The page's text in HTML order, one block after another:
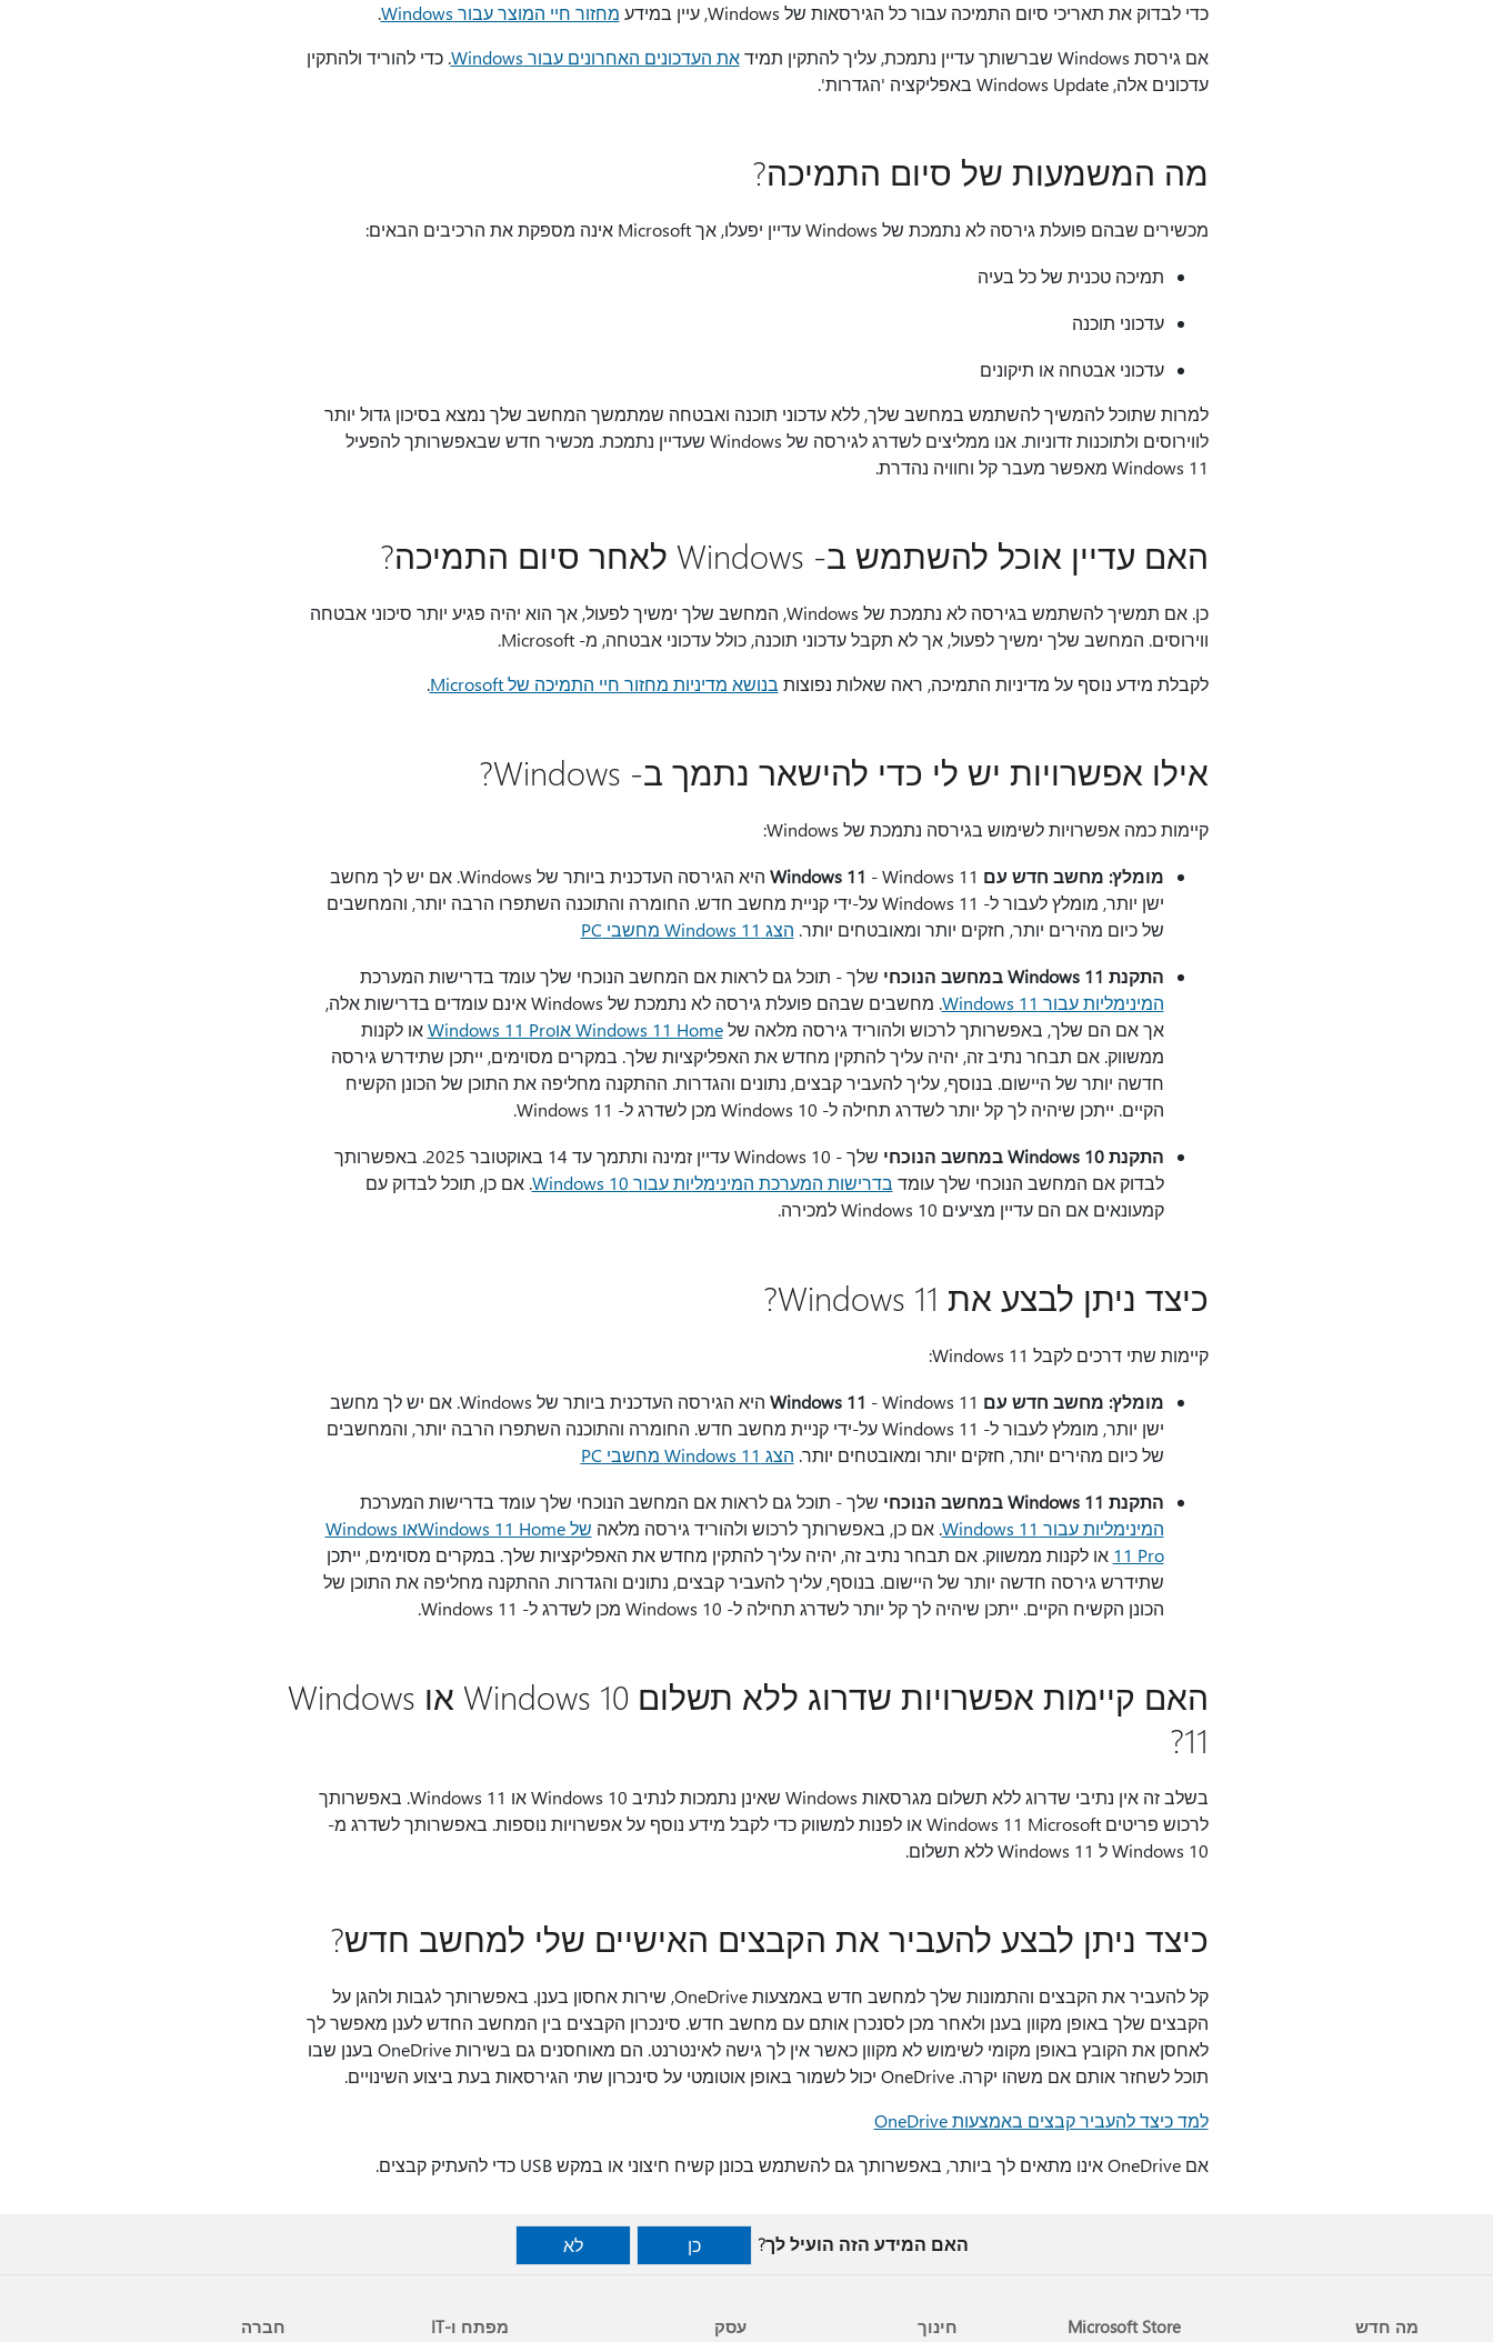
כדי לבדוק את תאריכי סיום התמיכה עבור כל הגירסאות של Windows, עיין במידע מחזור חיי המוצר עבור Windows
.
אם גירסת Windows שברשותך עדיין נתמכת, עליך להתקין תמיד
את העדכונים האחרונים עבור Windows
. כדי להוריד ולהתקין
עדכונים אלה, Windows Update באפליקציה 'הגדרות'.
מה המשמעות של סיום התמיכה?
מכשירים שבהם פועלת גירסה לא נתמכת של Windows עדיין יפעלו, אך Microsoft אינה מספקת את הרכיבים הבאים:
תמיכה טכנית של כל בעיה
עדכוני תוכנה
עדכוני אבטחה או תיקונים
למרות שתוכל להמשיך להשתמש במחשב שלך, ללא עדכוני תוכנה ואבטחה שמתמשך המחשב שלך נמצא בסיכון גדול יותר
לווירוסים ולתוכנות זדוניות. אנו ממליצים לשדרג לגירסה של Windows שעדיין נתמכת. מכשיר חדש שבאפשרותך להפעיל
Windows 11 מאפשר מעבר קל וחוויה נהדרת.
האם עדיין אוכל להשתמש ב- Windows לאחר סיום התמיכה?
כן. אם תמשיך להשתמש בגירסה לא נתמכת של Windows, המחשב שלך ימשיך לפעול, אך הוא יהיה פגיע יותר סיכוני אבטחה
ווירוסים. המחשב שלך ימשיך לפעול, אך לא תקבל עדכוני תוכנה, כולל עדכוני אבטחה, מ- Microsoft.
לקבלת מידע נוסף על מדיניות התמיכה, ראה שאלות נפוצות בנושא מדיניות מחזור חיי התמיכה של Microsoft .
אילו אפשרויות יש לי כדי להישאר נתמך ב- Windows?
קיימות כמה אפשרויות לשימוש בגירסה נתמכת של Windows:
מומלץ: מחשב חדש עם Windows 11
- Windows 11 היא הגירסה העדכנית ביותר של Windows. אם יש לך מחשב
ישן יותר, מומלץ לעבור ל- Windows 11 על-ידי קניית מחשב חדש. החומרה והתוכנה השתפרו הרבה יותר, והמחשבים
של כיום מהירים יותר, חזקים יותר ומאובטחים יותר. הצג Windows 11 מחשבי PC
התקנת Windows 11 במחשב הנוכחי
שלך - תוכל גם לראות אם המחשב הנוכחי שלך עומד בדרישות המערכת
המינימליות עבור Windows 11
. מחשבים שבהם פועלת גירסה לא נתמכת של Windows אינם עומדים בדרישות אלה,
אך אם הם שלך, באפשרותך לרכוש ולהוריד גירסה מלאה שלWindows 11 Home או Windows 11 Proאו לקנות
ממשווק. אם תבחר נתיב זה, יהיה עליך להתקין מחדש את האפליקציות שלך. במקרים מסוימים, ייתכן שתידרש גירסה
חדשה יותר של היישום. בנוסף, עליך להעביר קבצים, נתונים והגדרות. ההתקנה מחליפה את התוכן של הכונן הקשיח
הקיים. ייתכן שיהיה לך קל יותר לשדרג תחילה ל- Windows 10 מכן לשדרג ל- Windows 11.
התקנת Windows 10 במחשב הנוכחי
שלך - Windows 10 עדיין זמינה ותתמך עד 14 באוקטובר 2025. באפשרותך
לבדוק אם המחשב הנוכחי שלך עומד בדרישות המערכת המינימליות עבור Windows 10
. אם כן, תוכל לבדוק עם
קמעונאים אם הם עדיין מציעים Windows 10 למכירה.
כיצד ניתן לבצע את Windows 11?
קיימות שתי דרכים לקבל Windows 11:
מומלץ: מחשב חדש עם Windows 11
- Windows 11 היא הגירסה העדכנית ביותר של Windows. אם יש לך מחשב
ישן יותר, מומלץ לעבור ל- Windows 11 על-ידי קניית מחשב חדש. החומרה והתוכנה השתפרו הרבה יותר, והמחשבים
של כיום מהירים יותר, חזקים יותר ומאובטחים יותר. הצג Windows 11 מחשבי PC
התקנת Windows 11 במחשב הנוכחי
שלך - תוכל גם לראות אם המחשב הנוכחי שלך עומד בדרישות המערכת
המינימליות עבור Windows 11
. אם כן, באפשרותך לרכוש ולהוריד גירסה מלאה של Windows 11 Home
או Windows
11 Pro או לקנות ממשווק. אם תבחר נתיב זה, יהיה עליך להתקין מחדש את האפליקציות שלך. במקרים מסוימים, ייתכן
שתידרש גירסה חדשה יותר של היישום. בנוסף, עליך להעביר קבצים, נתונים והגדרות. ההתקנה מחליפה את התוכן של
הכונן הקשיח הקיים. ייתכן שיהיה לך קל יותר לשדרג תחילה ל- Windows 10 מכן לשדרג ל- Windows 11.
האם קיימות אפשרויות שדרוג ללא תשלום Windows 10 או Windows
11?
בשלב זה אין נתיבי שדרוג ללא תשלום מגרסאות Windows שאינן נתמכות לנתיב Windows 10 או Windows 11. באפשרותך
לרכוש פריטים Windows 11 Microsoft או לפנות למשווק כדי לקבל מידע נוסף על אפשרויות נוספות. באפשרותך לשדרג מ-
Windows 10 ל Windows 11 ללא תשלום.
כיצד ניתן לבצע להעביר את הקבצים האישיים שלי למחשב חדש?
קל להעביר את הקבצים והתמונות שלך למחשב חדש באמצעות OneDrive, שירות אחסון בענן. באפשרותך לגבות ולהגן על
הקבצים שלך באופן מקוון בענן ולאחר מכן לסנכרן אותם עם מחשב חדש. סינכרון הקבצים בין המחשב החדש לענן מאפשר לך
לאחסן את הקובץ באופן מקומי לשימוש לא מקוון כאשר אין לך גישה לאינטרנט. הם מאוחסנים גם בשירות OneDrive בענן שבו
תוכל לשחזר אותם אם משהו יקרה. OneDrive יכול לשמור באופן אוטומטי על סינכרון שתי הגירסאות בעת ביצוע השינויים.
למד כיצד להעביר קבצים באמצעות OneDrive
אם OneDrive אינו מתאים לך ביותר, באפשרותך גם להשתמש בכונן קשיח חיצוני או במקש USB כדי להעתיק קבצים.
האם המידע הזה הועיל לך? כן לא
מה חדש Microsoft Store חינוך עסק מפתח ו-IT חברה